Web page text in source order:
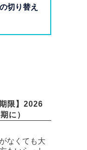
切り替え
限】2026
に）
なくても大